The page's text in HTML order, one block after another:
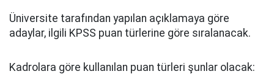
Üniversite tarafından yapılan açıklamaya göre
adaylar, ilgili KPSS puan türlerine göre sıralanacak.
Kadrolara göre kullanılan puan türleri şunlar olacak: